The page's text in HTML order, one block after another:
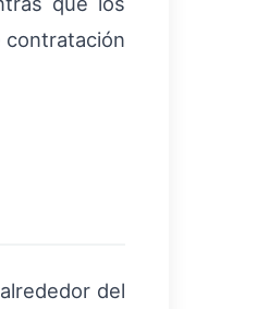
contratación
del